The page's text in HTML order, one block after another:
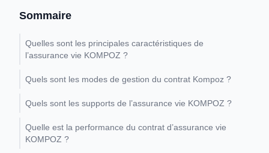
Sommaire
Quelles sont les principales caractéristiques de
l’assurance vie KOMPOZ ?
Quels sont les modes de gestion du contrat Kompoz ?
Quels sont les supports de l’assurance vie KOMPOZ ?
Quelle est la performance du contrat d’assurance vie
KOMPOZ ?